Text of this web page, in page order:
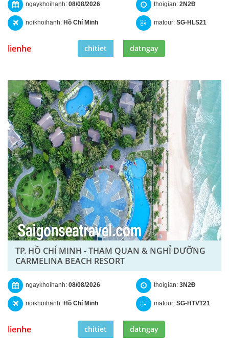
ngaykhoihanh: 08/08/2026
noikhoihanh: Hồ Chí Minh
thoigian: 2N2Đ
matour: SG-HLS21
lienhe chitiet datngay
TP. HỒ CHÍ MINH - THAM QUAN & NGHỈ DƯỠNG
CARMELINA BEACH RESORT
ngaykhoihanh: 08/08/2026
noikhoihanh: Hồ Chí Minh
thoigian: 3N2Đ
matour: SG-HTVT21
lienhe chitiet datngay